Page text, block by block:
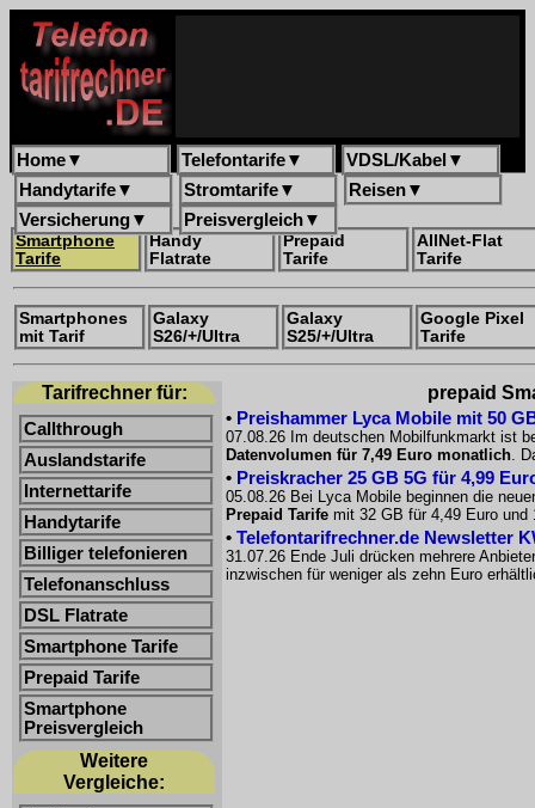
Home▼ Telefontarife▼ VDSL/Kabel ▼
Handytarife▼ Stromtarife▼ Reisen▼
Versicherung▼ Preisvergleich▼
Smartphone
Tarife
Handy
Flatrate
Prepaid
Tarife
AllNet-Flat
Tarife
Smartphones
mit Tarif
Galaxy
S26/+/Ultra
Galaxy
S25/+/Ultra
Google Pixel
Tarife
Tarifrechner für:
Callthrough
Auslandstarife
Internettarife
Handytarife
Billiger telefonieren
Telefonanschluss
DSL Flatrate
Smartphone Tarife
Prepaid Tarife
Smartphone
Preisvergleich
Weitere
Vergleiche:
prepaid
• Preishammer Lyca Mobile mit 50
07.08.26 Im deutschen Mobilfunkmarkt ist
Datenvolumen für 7,49 Euro monatlich.
• Preiskracher 25 GB 5G für 4,99
05.08.26 Bei Lyca Mobile beginnen die
Prepaid Tarife mit 32 GB für 4,49 Euro
• Telefontarifrechner.de Newsletter
31.07.26 Ende Juli drücken mehrere
inzwischen für weniger als zehn Euro